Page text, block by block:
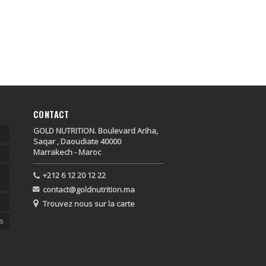
CONTACT
GOLD NUTRITION. Boulevard Ariha,
Saqar , Daoudiate 40000
Marrakech - Maroc
+212 6 12 20 12 22
contact@goldnutrition.ma
Trouvez nous sur la carte